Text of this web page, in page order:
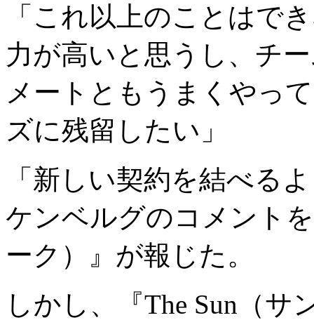
「これ以上のことはで
力が高いと思うし、チ
メートともうまくやっ
ズに残留したい」
「新しい契約を結べる
ケンベルグのコメント
ーク）』が報じた。
しかし、『The Sun（